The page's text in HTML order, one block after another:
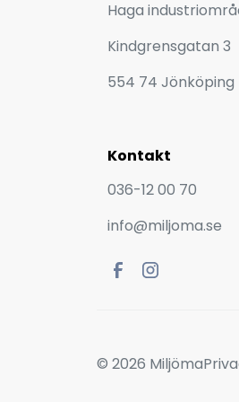
Haga
Kindgrensgatan 3
554 74 Jönköping
Kontakt
036-12 00 70
info@miljoma.se
© 2026 Miljöma